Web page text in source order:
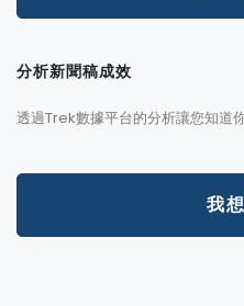
分析新聞稿成效
透過Trek數據平台的分析讓您知道
我